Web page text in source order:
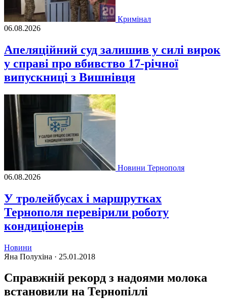
Кримінал
06.08.2026
Апеляційний суд залишив у силі вирок
у справі про вбивство 17-річної
випускниці з Вишнівця
Новини Тернополя
06.08.2026
У тролейбусах і маршрутках
Тернополя перевірили роботу
кондиціонерів
Новини
Яна Полухіна · 25.01.2018
Справжній рекорд з надоями молока
встановили на Тернопіллі